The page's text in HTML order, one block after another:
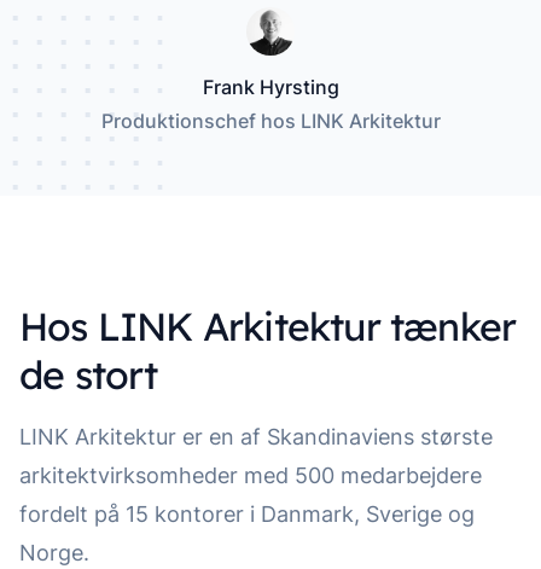
Frank Hyrsting
Produktionschef hos LINK Arkitektur
Hos LINK Arkitektur tænker
de stort
LINK Arkitektur er en af Skandinaviens største
arkitektvirksomheder med 500 medarbejdere
fordelt på 15 kontorer i Danmark, Sverige og
Norge.